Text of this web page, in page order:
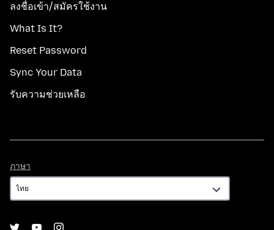
ลงชื่อเข้า/สมัครใช้งาน
What Is It?
Reset Password
Sync Your Data
รับความช่วยเหลือ
ภาษา